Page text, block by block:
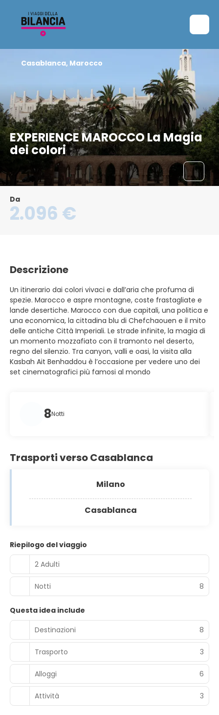
EXPERIENCE MAROCCO La Magia
dei colori
Casablanca, Marocco
Da
2.096 €
Descrizione
Un itinerario dai colori vivaci e dall’aria che profuma di
spezie. Marocco e aspre montagne, coste frastagliate e
lande desertiche. Marocco con due capitali, una politica e
una economica, la cittadina blu di Chefchaouen e il mito
delle antiche Città Imperiali. Le strade infinite, la magia di
un momento mozzafiato con il tramonto nel deserto,
regno del silenzio. Tra canyon, valli e oasi, la visita alla
Kasbah Ait Benhaddou è l’occasione per vedere uno dei
set cinematografici più famosi al mondo
8Notti
Trasporti verso Casablanca
Milano
Casablanca
Riepilogo del viaggio
2 Adulti
Notti 8
Questa idea include
Destinazioni
8
Trasporto 3
Alloggi 6
Attività 3